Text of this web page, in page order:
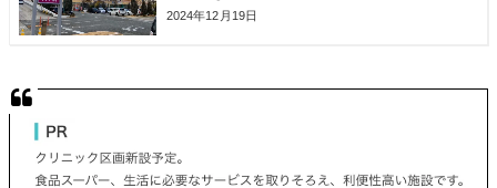
2024年12月19日